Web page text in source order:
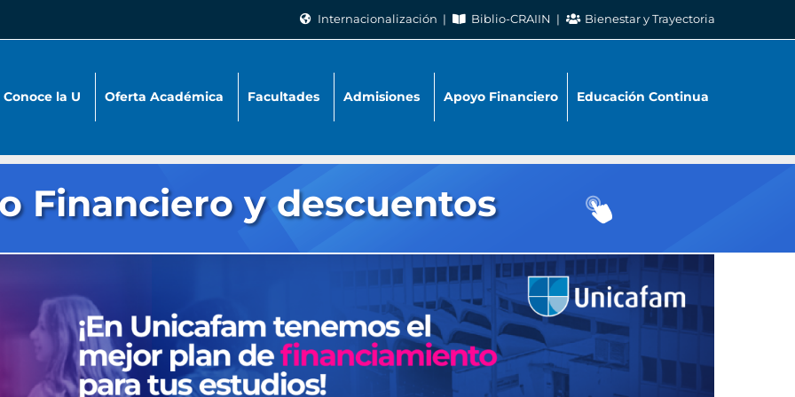
Internacionalización Biblio-CRAIIN Bienestar y Trayectoria
Conoce la U Oferta Académica Facultades Admisiones Apoyo Financiero Educación Continua
Financiero y descuentos